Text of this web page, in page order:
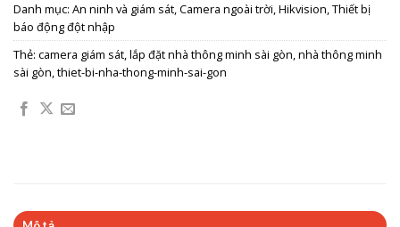
Danh mục: An ninh và giám sát,Camera ngoài trời,Hikvision,Thiết bị
báo động đột nhập
Thẻ: camera giám sát,lắp đặt nhà thông minh sài gòn,nhà thông minh
sài gòn,thiet-bi-nha-thong-minh-sai-gon